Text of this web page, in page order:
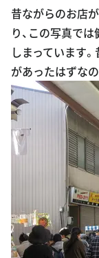
り、この写真で
しまっています
があったはずな